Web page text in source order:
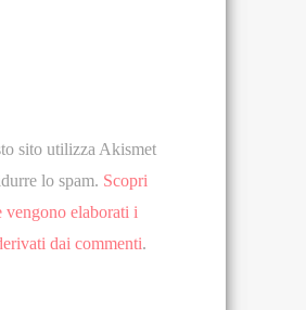
sito utilizza Akismet
lo spam. Scopri
vengono elaborati i
dai commenti.